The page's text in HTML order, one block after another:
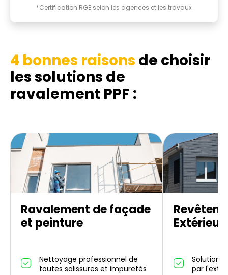
*Certification RGE selon les agences et les travaux
4 bonnes raisons de choisir
les solutions de
ravalement PPF :
Ravalement de façade
et peinture
Nettoyage professionnel de
toutes salissures et impuretés
Extérieur
Solution
par